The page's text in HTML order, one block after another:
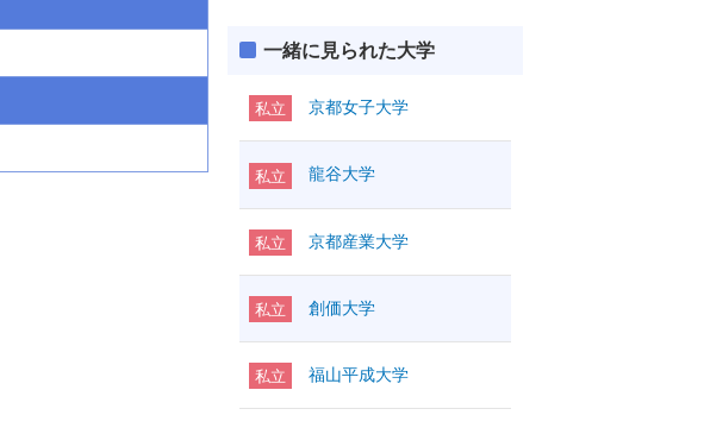
一緒に見られた大学
私立 京都女子大学
私立 龍谷大学
私立 京都産業大学
私立 創価大学
私立 福山平成大学